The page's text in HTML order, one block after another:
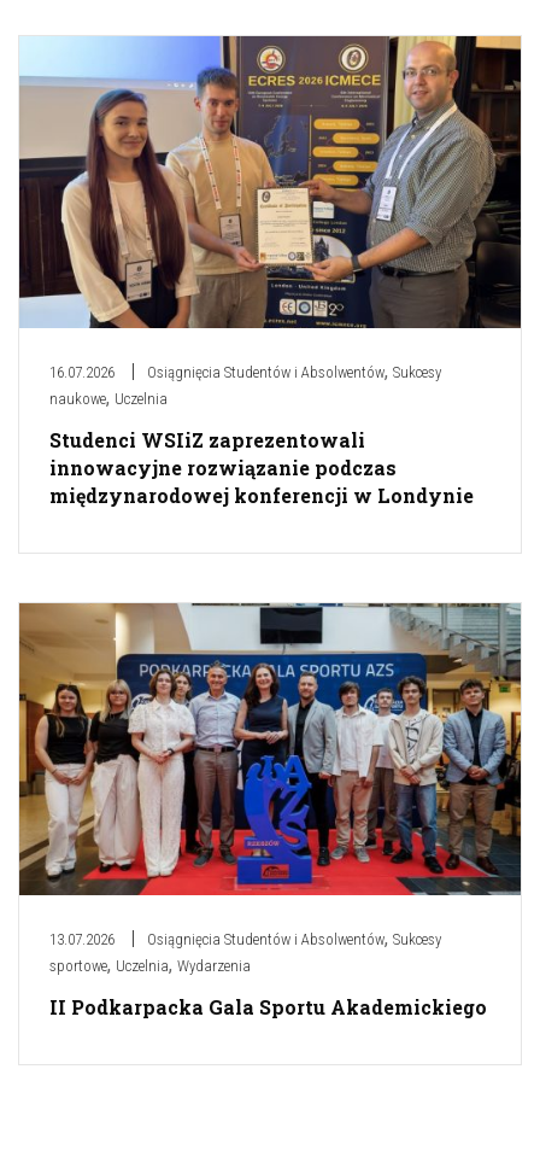
16.07.2026 Osiągnięcia Studentów i Absolwentów, Sukcesy
naukowe, Uczelnia
Studenci WSIiZ zaprezentowali
innowacyjne rozwiązanie podczas
międzynarodowej konferencji w Londynie
13.07.2026 Osiągnięcia Studentów i Absolwentów, Sukcesy
sportowe, Uczelnia, Wydarzenia
II Podkarpacka Gala Sportu Akademickiego